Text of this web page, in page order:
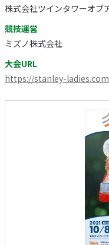
株式会社ツインタワーオブ
競技運営
ミズノ株式会社
大会URL
https://stanley-